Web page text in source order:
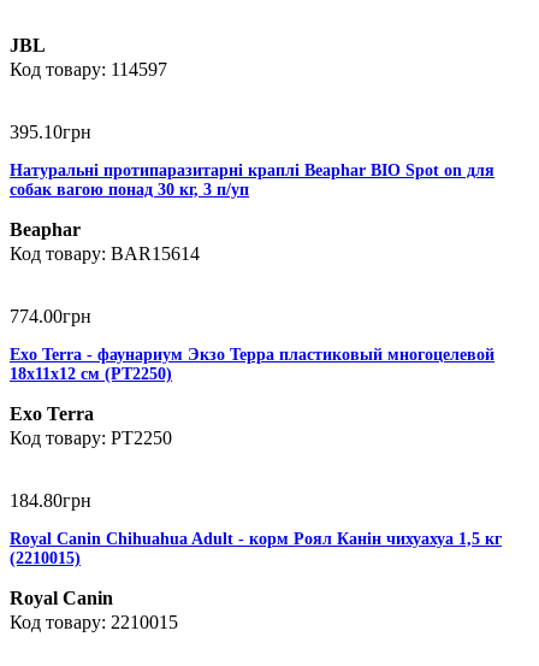
JBL
114597
395.10грн
Натуральні протипаразитарні краплі Beaphar BIO Spot on для
собак вагою понад 30 кг, 3 п/уп
Beaphar
BAR15614
774.00грн
Exo Terra - фаунариум Экзо Терра пластиковый многоцелевой
18х11х12 см (PT2250)
Exo Terra
PT2250
184.80грн
Royal Canin Chihuahua Adult - корм Роял Канін чихуахуа 1,5 кг
(2210015)
Royal Canin
2210015